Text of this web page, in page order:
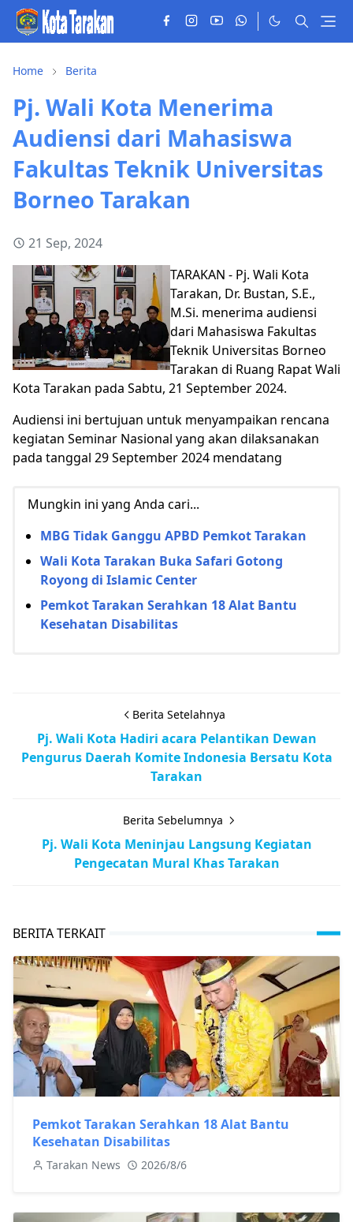
Home Berita
Pj. Wali Kota Menerima
Audiensi dari Mahasiswa
Fakultas Teknik Universitas
Borneo Tarakan
21 Sep, 2024
TARAKAN - Pj. Wali Kota
Tarakan, Dr. Bustan, S.E.,
M.Si. menerima audiensi
dari Mahasiswa Fakultas
Teknik Universitas Borneo
Tarakan di Ruang Rapat Wali
Kota Tarakan pada Sabtu, 21 September 2024.
Audiensi ini bertujuan untuk menyampaikan rencana
kegiatan Seminar Nasional yang akan dilaksanakan
pada tanggal 29 September 2024 mendatang
Mungkin ini yang Anda cari...
MBG Tidak Ganggu APBD Pemkot Tarakan
Wali Kota Tarakan Buka Safari Gotong
Royong di Islamic Center
Pemkot Tarakan Serahkan 18 Alat Bantu
Kesehatan Disabilitas
Berita Setelahnya
Pj. Wali Kota Hadiri acara Pelantikan Dewan
Pengurus Daerah Komite Indonesia Bersatu Kota
Tarakan
Berita Sebelumnya
Pj. Wali Kota Meninjau Langsung Kegiatan
Pengecatan Mural Khas Tarakan
BERITA TERKAIT
Pemkot Tarakan Serahkan 18 Alat Bantu
Kesehatan Disabilitas
Tarakan News 2026/8/6